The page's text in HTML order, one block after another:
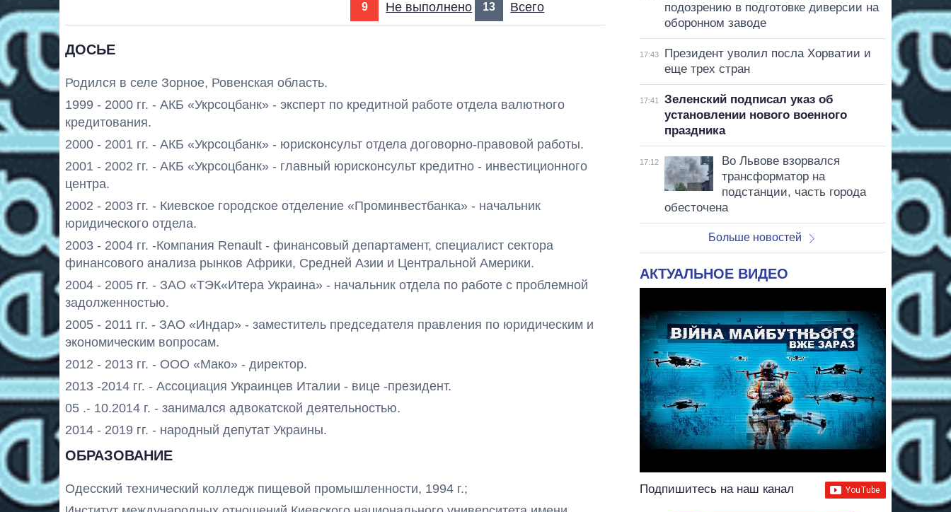
ДОСЬЕ
Родился в селе Зорное, Ровенская область.
1999 - 2000 гг. - АКБ «Укрсоцбанк» - эксперт по кредитной работе отдела валютного
кредитования.
2000 - 2001 гг. - АКБ «Укрсоцбанк» - юрисконсульт отдела договорно-правовой работы.
2001 - 2002 гг. - АКБ «Укрсоцбанк» - главный юрисконсульт кредитно - инвестиционного
центра.
2002 - 2003 гг. - Киевское городское отделение «Проминвестбанка» - начальник
юридического отдела.
2003 - 2004 гг. -Компания Renault - финансовый департамент, специалист сектора
финансового анализа рынков Африки, Средней Азии и Центральной Америки.
2004 - 2005 гг. - ЗАО «ТЭК«Итера Украина» - начальник отдела по работе с проблемной
задолженностью.
2005 - 2011 гг. - ЗАО «Индар» - заместитель председателя правления по юридическим и
экономическим вопросам.
2012 - 2013 гг. - ООО «Мако» - директор.
2013 -2014 гг. - Ассоциация Украинцев Италии - вице -президент.
05 .- 10.2014 г. - занимался адвокатской деятельностью.
2014 - 2019 гг. - народный депутат Украины.
ОБРАЗОВАНИЕ
Одесский технический колледж пищевой промышленности, 1994 г.;
9 Не выполнено 13 Всего
подозрению в подготовке диверсии на
оборонном заводе
17:43
Президент уволил посла Хорватии и
еще трех стран
17:41
Зеленский подписал указ об
установлении нового военного
праздника
17:12
Во Львове взорвался
трансформатор на
подстанции, часть города
обесточена
Больше новостей
АКТУАЛЬНОЕ ВИДЕО
Подпишитесь на наш канал